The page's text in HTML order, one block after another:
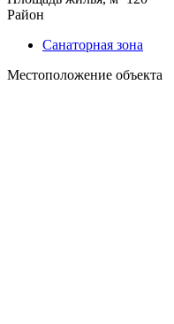
Район
Санаторная зона
Местоположение объекта